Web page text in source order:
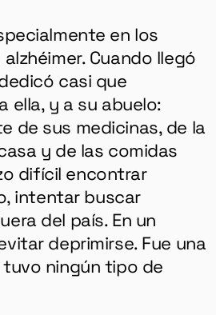
en los
Cuando llegó
casi que
ella, y a su abuelo:
de sus medicinas, de la
y de las comidas
difícil encontrar
intentar buscar
del país. En un
deprimirse. Fue una
ningún tipo de